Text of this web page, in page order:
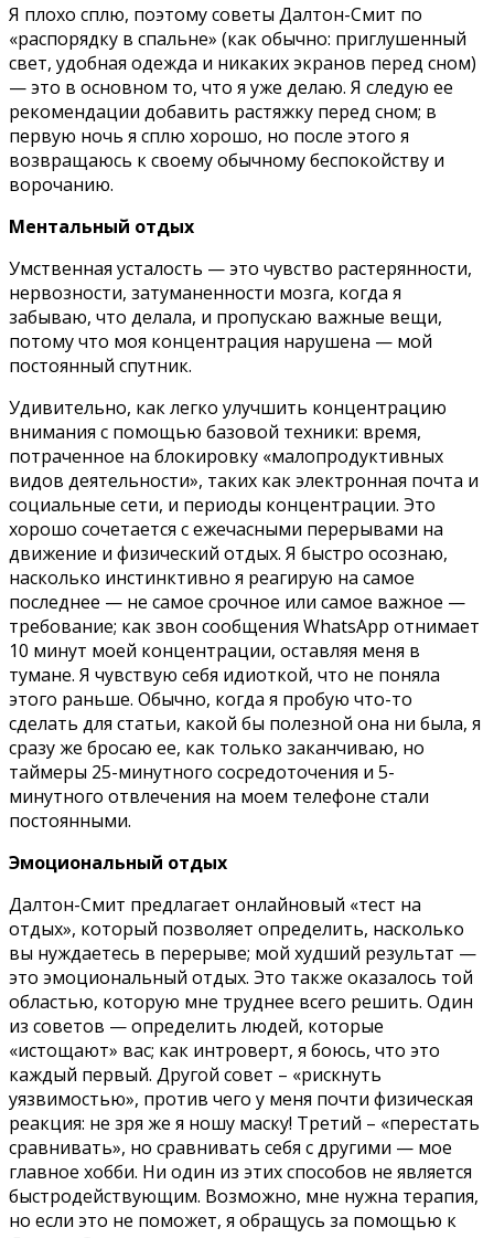
Я плохо сплю, поэтому советы Далтон-Смит по
«распорядку в спальне» (как обычно: приглушенный
свет, удобная одежда и никаких экранов перед сном)
— это в основном то, что я уже делаю. Я следую ее
рекомендации добавить растяжку перед сном; в
первую ночь я сплю хорошо, но после этого я
возвращаюсь к своему обычному беспокойству и
ворочанию.
Ментальный отдых
Умственная усталость — это чувство растерянности,
нервозности, затуманенности мозга, когда я
забываю, что делала, и пропускаю важные вещи,
потому что моя концентрация нарушена — мой
постоянный спутник.
Удивительно, как легко улучшить концентрацию
внимания с помощью базовой техники: время,
потраченное на блокировку «малопродуктивных
видов деятельности», таких как электронная почта и
социальные сети, и периоды концентрации. Это
хорошо сочетается с ежечасными перерывами на
движение и физический отдых. Я быстро осознаю,
насколько инстинктивно я реагирую на самое
последнее — не самое срочное или самое важное —
требование; как звон сообщения WhatsApp отнимает
10 минут моей концентрации, оставляя меня в
тумане. Я чувствую себя идиоткой, что не поняла
этого раньше. Обычно, когда я пробую что-то
сделать для статьи, какой бы полезной она ни была, я
сразу же бросаю ее, как только заканчиваю, но
таймеры 25-минутного сосредоточения и 5-
минутного отвлечения на моем телефоне стали
постоянными.
Эмоциональный отдых
Далтон-Смит предлагает онлайновый «тест на
отдых», который позволяет определить, насколько
вы нуждаетесь в перерыве; мой худший результат —
это эмоциональный отдых. Это также оказалось той
областью, которую мне труднее всего решить. Один
из советов — определить людей, которые
«истощают» вас; как интроверт, я боюсь, что это
каждый первый. Другой совет – «рискнуть
уязвимостью», против чего у меня почти физическая
реакция: не зря же я ношу маску! Третий – «перестать
сравнивать», но сравнивать себя с другими — мое
главное хобби. Ни один из этих способов не является
быстродействующим. Возможно, мне нужна терапия,
но если это не поможет, я обращусь за помощью к